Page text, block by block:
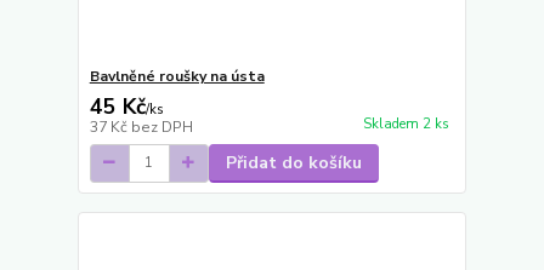
Bavlněné roušky na ústa
45 Kč/ks
37 Kč bez DPH Skladem 2 ks
Přidat do košíku